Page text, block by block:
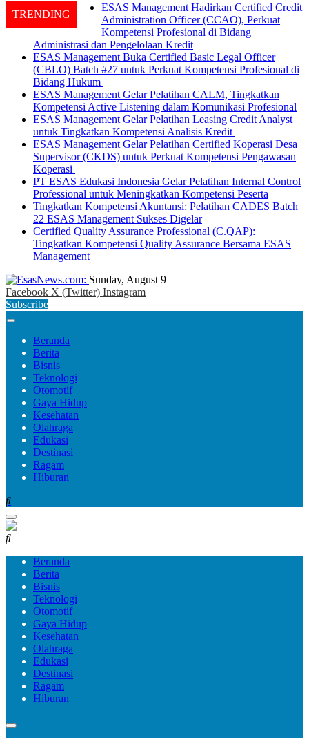
TRENDING
ESAS Management Hadirkan Certified Credit
Administration Officer (CCAO), Perkuat
Kompetensi Profesional di Bidang
Administrasi dan Pengelolaan Kredit
ESAS Management Buka Certified Basic Legal Officer
(CBLO) Batch #27 untuk Perkuat Kompetensi Profesional di
Bidang Hukum
ESAS Management Gelar Pelatihan CALM, Tingkatkan
Kompetensi Active Listening dalam Komunikasi Profesional
ESAS Management Gelar Pelatihan Leasing Credit Analyst
untuk Tingkatkan Kompetensi Analisis Kredit
ESAS Management Gelar Pelatihan Certified Koperasi Desa
Supervisor (CKDS) untuk Perkuat Kompetensi Pengawasan
Koperasi
PT ESAS Edukasi Indonesia Gelar Pelatihan Internal Control
Professional untuk Meningkatkan Kompetensi Peserta
Tingkatkan Kompetensi Akuntansi: Pelatihan CADES Batch
22 ESAS Management Sukses Digelar
Certified Quality Assurance Professional (C.QAP):
Tingkatkan Kompetensi Quality Assurance Bersama ESAS
Management
Sunday, August 9
Facebook X (Twitter) Instagram
Subscribe
Beranda
Berita
Bisnis
Teknologi
Otomotif
Gaya Hidup
Kesehatan
Olahraga
Edukasi
Destinasi
Ragam
Hiburan
Beranda
Berita
Bisnis
Teknologi
Otomotif
Gaya Hidup
Kesehatan
Olahraga
Edukasi
Destinasi
Ragam
Hiburan